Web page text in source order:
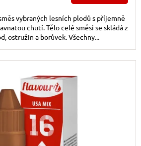
vybraných lesních plodů s příjemně
chutí. Tělo celé směsi se skládá z
ostružin a borůvek. Všechny...